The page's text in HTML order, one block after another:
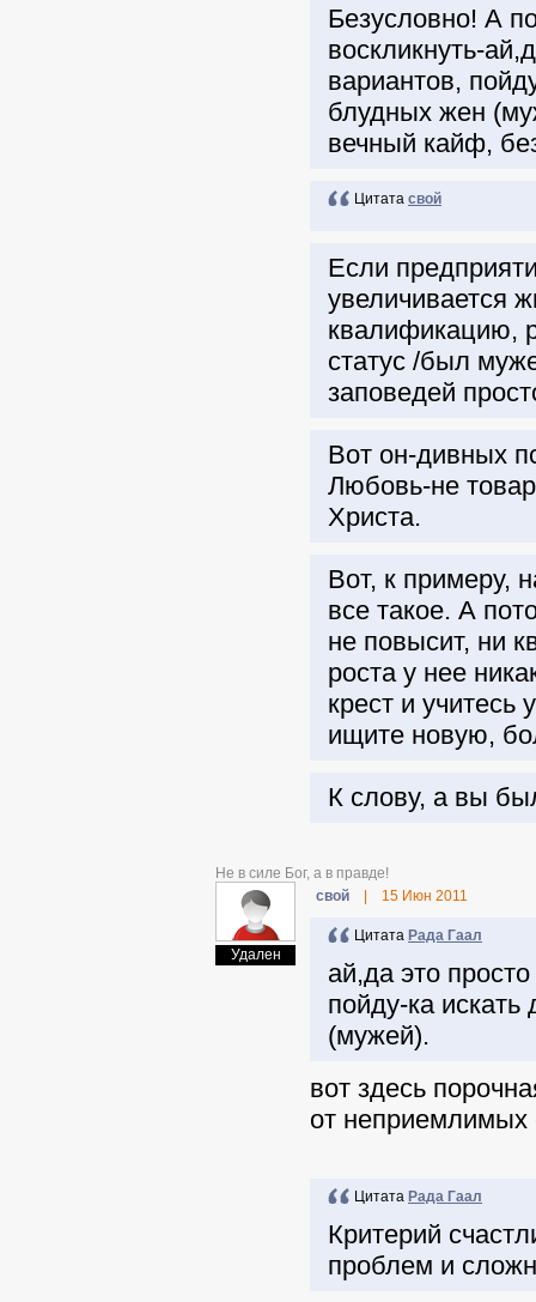
Безусловно! А
воскликнуть-
вариантов,
блудных жен
вечный кайф,
Цитата свой
Если
увеличивается
квалификацию,
статус /был
заповедей
Вот он-дивных
Любовь-не
Христа.
Вот, к примеру,
все такое. А
не повысит, ни
роста у нее
крест и
ищите новую,
К слову, а вы
Не в силе Бог, а в правде!
Удален
свой 15 Июн 2011
Цитата Рада Гаал
ай,да это
пойду-ка
(мужей).
вот здесь
от неприемлимых
Цитата Рада Гаал
Критерий
проблем и